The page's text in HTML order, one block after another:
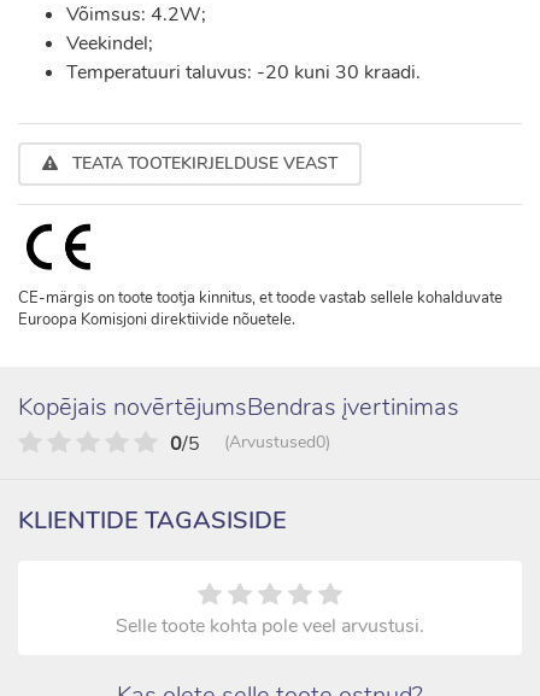
Võimsus: 4.2W;
Veekindel;
Temperatuuri taluvus: -20 kuni 30 kraadi.
TEATA TOOTEKIRJELDUSE VEAST
CE-märgis on toote tootja kinnitus, et toode vastab sellele kohalduvate
Euroopa Komisjoni direktiivide nõuetele.
Kopējais novērtējumsBendras įvertinimas
0/5 (Arvustused0)
KLIENTIDE TAGASISIDE
Selle toote kohta pole veel arvustusi.